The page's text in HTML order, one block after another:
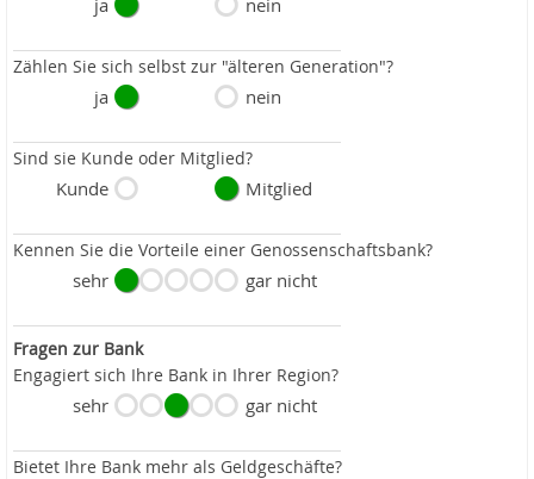
ja nein
Zählen Sie sich selbst zur "älteren Generation"?
ja nein
Sind sie Kunde oder Mitglied?
Kunde Mitglied
Kennen Sie die Vorteile einer Genossenschaftsbank?
sehr gar nicht
Fragen zur Bank
Engagiert sich Ihre Bank in Ihrer Region?
sehr gar nicht
Bietet Ihre Bank mehr als Geldgeschäfte?